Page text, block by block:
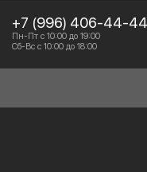
+7 (996) 406-44-44
Пн-Пт с 10:00 до 19:00
Сб-Вс с 10:00 до 18:00